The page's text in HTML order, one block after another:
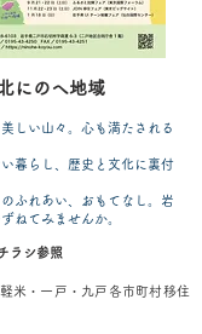
にのへ地域
しい山々。心も満たされる
暮らし、歴史と文化に裏付
ふれあい、おもてなし。岩
ねてみませんか。
ラシ参照
米・一戸・九戸各市町村移住